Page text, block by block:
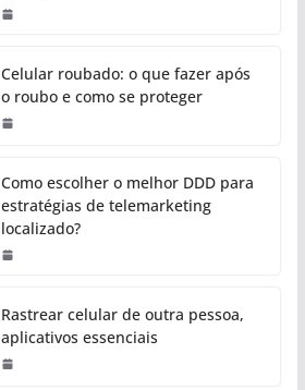
Celular roubado: o que fazer após
o roubo e como se proteger
Como escolher o melhor DDD para
estratégias de telemarketing
localizado?
Rastrear celular de outra pessoa,
aplicativos essenciais